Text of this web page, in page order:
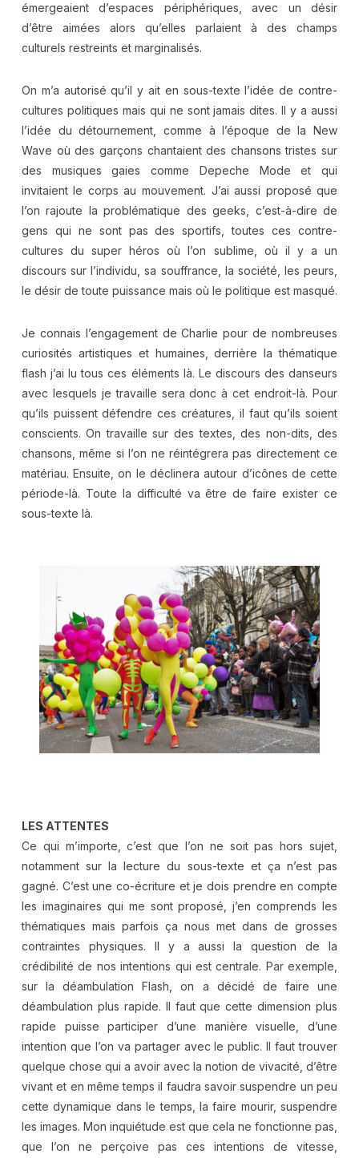
émergeaient d’espaces périphériques, avec un désir
d’être aimées alors qu’elles parlaient à des champs
culturels restreints et marginalisés.
On m’a autorisé qu’il y ait en sous-texte l’idée de contre-
cultures politiques mais qui ne sont jamais dites. Il y a aussi
l’idée du détournement, comme à l’époque de la New
Wave où des garçons chantaient des chansons tristes sur
des musiques gaies comme Depeche Mode et qui
invitaient le corps au mouvement. J’ai aussi proposé que
l’on rajoute la problématique des geeks, c’est-à-dire de
gens qui ne sont pas des sportifs, toutes ces contre-
cultures du super héros où l’on sublime, où il y a un
discours sur l’individu, sa souffrance, la société, les peurs,
le désir de toute puissance mais où le politique est masqué.
Je connais l’engagement de Charlie pour de nombreuses
curiosités artistiques et humaines, derrière la thématique
flash j’ai lu tous ces éléments là. Le discours des danseurs
avec lesquels je travaille sera donc à cet endroit-là. Pour
qu’ils puissent défendre ces créatures, il faut qu’ils soient
conscients. On travaille sur des textes, des non-dits, des
chansons, même si l’on ne réintégrera pas directement ce
matériau. Ensuite, on le déclinera autour d’icônes de cette
période-là. Toute la difficulté va être de faire exister ce
sous-texte là.
LES ATTENTES
Ce qui m’importe, c’est que l’on ne soit pas hors sujet,
notamment sur la lecture du sous-texte et ça n’est pas
gagné. C’est une co-écriture et je dois prendre en compte
les imaginaires qui me sont proposé, j’en comprends les
thématiques mais parfois ça nous met dans de grosses
contraintes physiques. Il y a aussi la question de la
crédibilité de nos intentions qui est centrale. Par exemple,
sur la déambulation Flash, on a décidé de faire une
déambulation plus rapide. Il faut que cette dimension plus
rapide puisse participer d’une manière visuelle, d’une
intention que l’on va partager avec le public. Il faut trouver
quelque chose qui a avoir avec la notion de vivacité, d’être
vivant et en même temps il faudra savoir suspendre un peu
cette dynamique dans le temps, la faire mourir, suspendre
les images. Mon inquiétude est que cela ne fonctionne pas,
que l’on ne perçoive pas ces intentions de vitesse,